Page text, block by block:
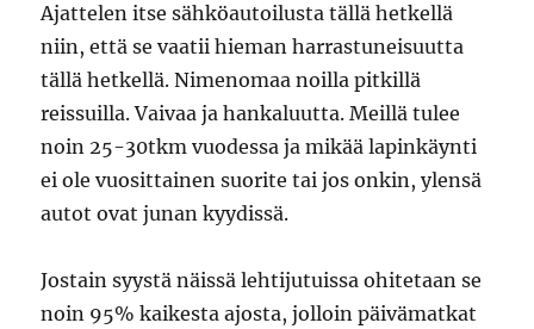
Ajattelen itse sähköautoilusta tällä hetkellä
niin, että se vaatii hieman harrastuneisuutta
tällä hetkellä. Nimenomaa noilla pitkillä
reissuilla. Vaivaa ja hankaluutta. Meillä tulee
noin 25-30tkm vuodessa ja mikää lapinkäynti
ei ole vuosittainen suorite tai jos onkin, ylensä
autot ovat junan kyydissä.
Jostain syystä näissä lehtijutuissa ohitetaan se
noin 95% kaikesta ajosta, jolloin päivämatkat